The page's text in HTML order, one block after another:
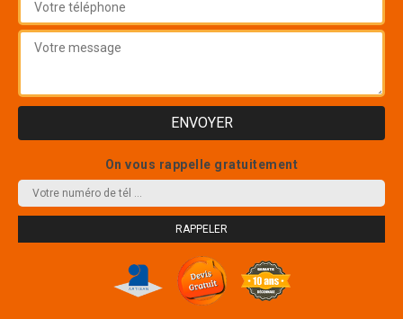
On vous rappelle gratuitement